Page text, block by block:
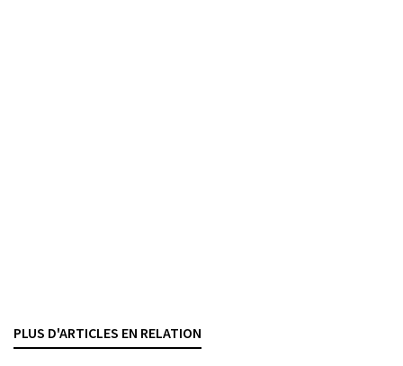
PLUS D'ARTICLES EN RELATION